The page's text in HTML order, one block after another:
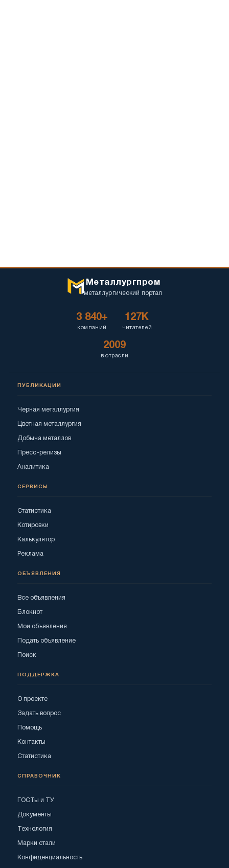
Металлургпром
металлургический портал
3 840+
компаний
127K
читателей
2009
в отрасли
ПУБЛИКАЦИИ
Черная металлургия
Цветная металлургия
Добыча металлов
Пресс-релизы
Аналитика
СЕРВИСЫ
Статистика
Котировки
Калькулятор
Реклама
ОБЪЯВЛЕНИЯ
Все объявления
Блокнот
Мои объявления
Подать объявление
Поиск
ПОДДЕРЖКА
О проекте
Задать вопрос
Помощь
Контакты
Статистика
СПРАВОЧНИК
ГОСТы и ТУ
Документы
Технология
Марки стали
Конфиденциальность